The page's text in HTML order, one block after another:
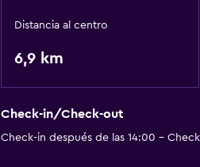
Distancia al centro
6,9 km
Check-in/Check-out
Check-in después de las 14:00 -